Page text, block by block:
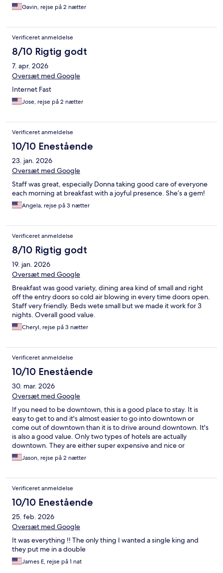
Gavin, rejse på 2 nætter
Verificeret anmeldelse
8/10 Rigtig godt
7. apr. 2026
Oversæt med Google
Internet Fast
Jose, rejse på 2 nætter
Verificeret anmeldelse
10/10 Enestående
23. jan. 2026
Oversæt med Google
Staff was great, especially Donna taking good care of everyone
each morning at breakfast with a joyful presence. She’s a gem!
Angela, rejse på 3 nætter
Verificeret anmeldelse
8/10 Rigtig godt
19. jan. 2026
Oversæt med Google
Breakfast was good variety, dining area kind of small and right
off the entry doors so cold air blowing in every time doors open.
Staff very friendly. Beds wete small but we made it work for 3
nights. Overall good value.
Cheryl, rejse på 3 nætter
Verificeret anmeldelse
10/10 Enestående
30. mar. 2026
Oversæt med Google
If you need to be downtown, this is a good place to stay. It is
easy to get to and it's almost easier to go into downtown or
come out of downtown than it is to drive around downtown. It's
is also a good value. Only two types of hotels are actually
downtown. They are either super expensive and nice or
reasonable and dumps. You get something nice at a reasonable
price here. Whenever we have a competition for cheerleading
twice a year).
Jason, rejse på 2 nætter
Verificeret anmeldelse
10/10 Enestående
25. feb. 2026
Oversæt med Google
It was everything !! The only thing I wanted a single king and
they put me in a double
James E, rejse på 1 nat